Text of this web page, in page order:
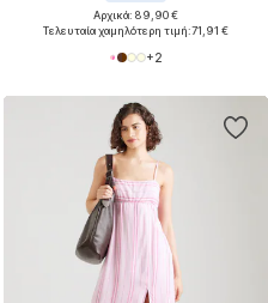
Αρχικά: 89,90 €
Τελευταία χαμηλότερη τιμή:71,91 €
+2